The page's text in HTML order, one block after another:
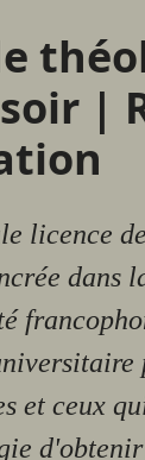
|
licence
dans
et ceux